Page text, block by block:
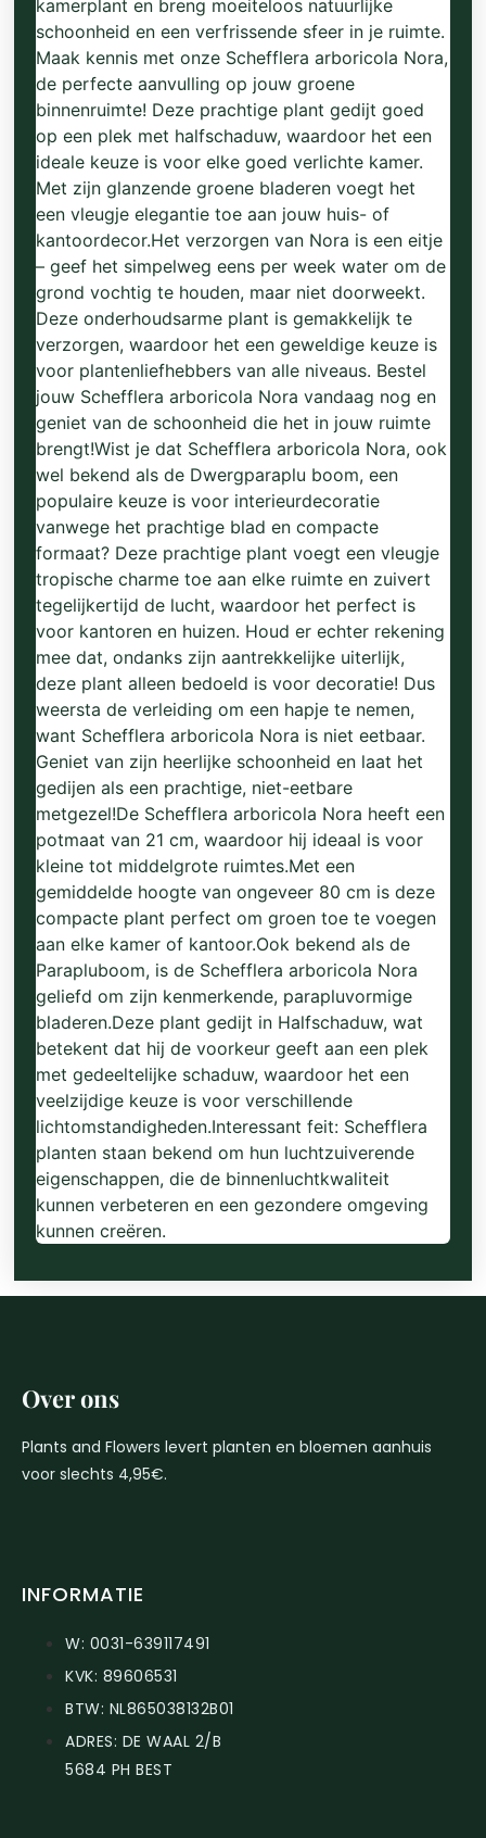
kamerplant en breng moeiteloos natuurlijke
schoonheid en een verfrissende sfeer in je ruimte.
Maak kennis met onze Schefflera arboricola Nora,
de perfecte aanvulling op jouw groene
binnenruimte! Deze prachtige plant gedijt goed
op een plek met halfschaduw, waardoor het een
ideale keuze is voor elke goed verlichte kamer.
Met zijn glanzende groene bladeren voegt het
een vleugje elegantie toe aan jouw huis- of
kantoordecor.Het verzorgen van Nora is een eitje
– geef het simpelweg eens per week water om de
grond vochtig te houden, maar niet doorweekt.
Deze onderhoudsarme plant is gemakkelijk te
verzorgen, waardoor het een geweldige keuze is
voor plantenliefhebbers van alle niveaus. Bestel
jouw Schefflera arboricola Nora vandaag nog en
geniet van de schoonheid die het in jouw ruimte
brengt!Wist je dat Schefflera arboricola Nora, ook
wel bekend als de Dwergparaplu boom, een
populaire keuze is voor interieurdecoratie
vanwege het prachtige blad en compacte
formaat? Deze prachtige plant voegt een vleugje
tropische charme toe aan elke ruimte en zuivert
tegelijkertijd de lucht, waardoor het perfect is
voor kantoren en huizen. Houd er echter rekening
mee dat, ondanks zijn aantrekkelijke uiterlijk,
deze plant alleen bedoeld is voor decoratie! Dus
weersta de verleiding om een hapje te nemen,
want Schefflera arboricola Nora is niet eetbaar.
Geniet van zijn heerlijke schoonheid en laat het
gedijen als een prachtige, niet-eetbare
metgezel!De Schefflera arboricola Nora heeft een
potmaat van 21 cm, waardoor hij ideaal is voor
kleine tot middelgrote ruimtes.Met een
gemiddelde hoogte van ongeveer 80 cm is deze
compacte plant perfect om groen toe te voegen
aan elke kamer of kantoor.Ook bekend als de
Parapluboom, is de Schefflera arboricola Nora
geliefd om zijn kenmerkende, parapluvormige
bladeren.Deze plant gedijt in Halfschaduw, wat
betekent dat hij de voorkeur geeft aan een plek
met gedeeltelijke schaduw, waardoor het een
veelzijdige keuze is voor verschillende
lichtomstandigheden.Interessant feit: Schefflera
planten staan bekend om hun luchtzuiverende
eigenschappen, die de binnenluchtkwaliteit
kunnen verbeteren en een gezondere omgeving
kunnen creëren.
Over ons
Plants and Flowers levert planten en bloemen aanhuis
voor slechts 4,95€.
INFORMATIE
W: 0031-639117491
KVK: 89606531
BTW: NL865038132B01
ADRES: DE WAAL 2/B
5684 PH BEST